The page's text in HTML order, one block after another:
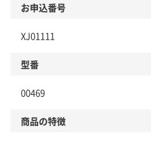
お申込番号
XJ01111
型番
00469
商品の特徴